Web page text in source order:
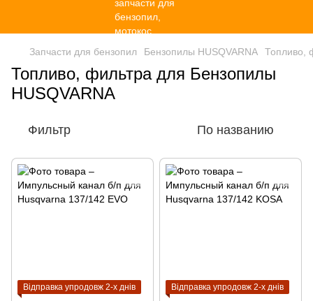
Запчасти для бензопил Бензопилы HUSQVARNA Топливо,
Топливо, фильтра для Бензопилы
HUSQVARNA
Фильтр По названию
Відправка упродовж 2-х днів Відправка упродовж 2-х днів